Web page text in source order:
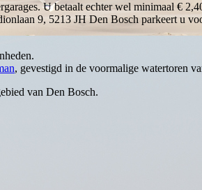
U betaalt echter wel minimaal €
9, 5213 JH Den Bosch parkeert u
, gevestigd in de voormalige watertoren
van Den Bosch.